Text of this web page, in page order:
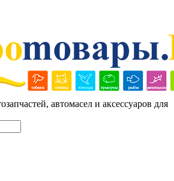
автомасел и аксессуаров для